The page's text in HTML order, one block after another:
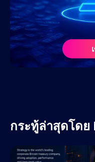
2568 เนทเคยร่วม
นำ ศูนย์การเรียนรู้
ในฐานะที่ปรึกษา
เนื้อหา ความรู้ควา
ตลาดคริปโตและ
ที่ AltSignals เนท
เข้าถึงแบรนด์ทั่ว
คอนเทนต์สำหรับ
กระทู้ล่าสุดโดย